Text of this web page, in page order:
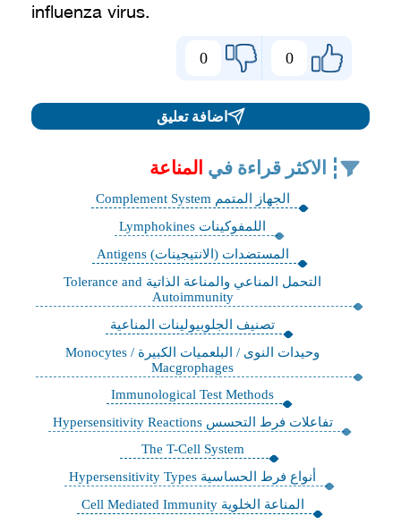
influenza virus.
0
0
اضافة تعليق
الاكثر قراءة في المناعة
الجهاز المتمم Complement System
اللمفوكينات Lymphokines
‏المستضدات (الانتيجينات) Antigens
التحمل المناعي والمناعة الذاتية Tolerance and
Autoimmunity
تصنيف الجلوبيولينات المناعية
وحيدات النوى / البلعميات الكبيرة Monocytes /
Macgrophages
Immunological Test Methods
تفاعلات فرط التحسس Hypersensitivity Reactions
The T-Cell System
أنواع فرط الحساسية Hypersensitivity Types
‏المناعة الخلوية Cell Mediated Immunity